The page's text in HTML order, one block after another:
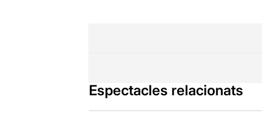
Una
Espectacles relacionats